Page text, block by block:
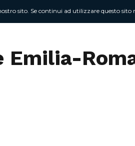
Emilia-
sito. Se continui ad utilizzare questo